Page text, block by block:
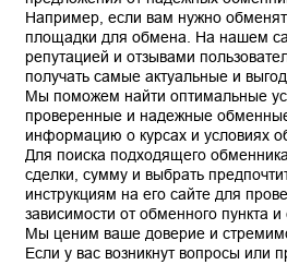
Например, если вам нужно
площадки для обмена. На нашем
репутацией и отзывами
получать самые актуальные и
Мы поможем найти оптимальные
проверенные и надежные
информацию о курсах и условиях
Для поиска подходящего
сделки, сумму и выбрать
инструкциям на его сайте для
зависимости от обменного пункта
Мы ценим ваше доверие и
Если у вас возникнут вопросы или